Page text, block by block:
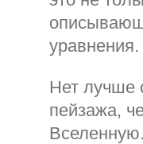
уравнения.
Нет лучше
пейзажа,